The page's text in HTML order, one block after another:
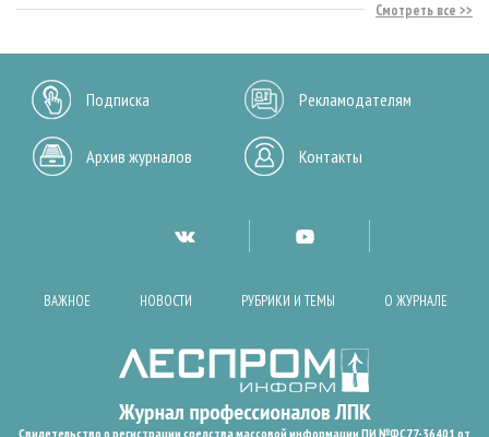
Смотреть все
Подписка Рекламодателям
Архив журналов Контакты
ВАЖНОЕ НОВОСТИ РУБРИКИ И ТЕМЫ О ЖУРНАЛЕ
Свидетельство о регистрации средства массовой информации ПИ №ФС77-36401 от